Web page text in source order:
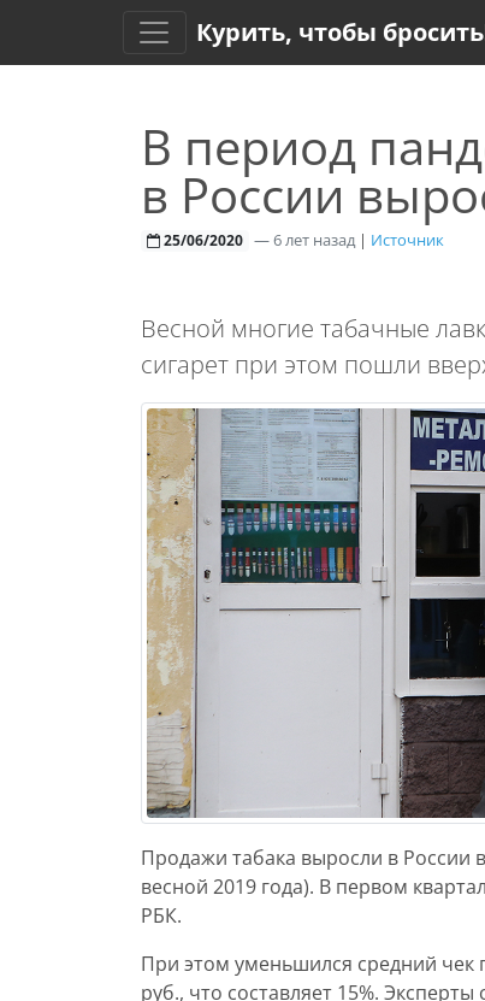
Курить, чтобы
В период
в России
25/06/2020 —6 лет назад | Источник
Весной многие табачные
сигарет при этом пошли
Продажи табака выросли в России
весной 2019 года). В первом
РБК.
При этом уменьшился средний чек
руб., что составляет 15%.